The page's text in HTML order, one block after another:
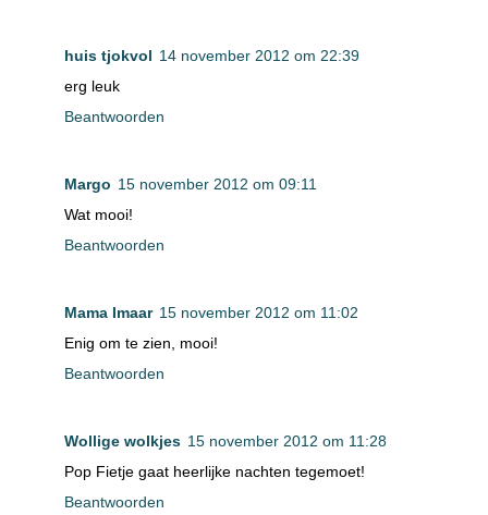
huis tjokvol 14 november 2012 om 22:39
erg leuk
Beantwoorden
Margo 15 november 2012 om 09:11
Wat mooi!
Beantwoorden
Mama Imaar 15 november 2012 om 11:02
Enig om te zien, mooi!
Beantwoorden
Wollige wolkjes 15 november 2012 om 11:28
Pop Fietje gaat heerlijke nachten tegemoet!
Beantwoorden